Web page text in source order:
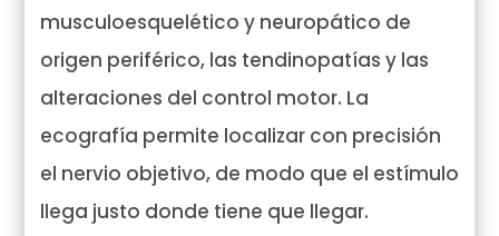
musculoesquelético y neuropático de
origen periférico, las tendinopatías y las
alteraciones del control motor. La
ecografía permite localizar con precisión
el nervio objetivo, de modo que el estímulo
llega justo donde tiene que llegar.